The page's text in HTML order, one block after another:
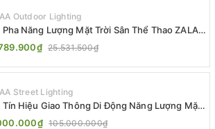
Outdoor Lighting
Năng Lượng Mặt Trời Sân Thể Thao ZALAA
Nước IP65 Cao Cấp
25.531.500₫
Street Lighting
Hiệu Giao Thông Di Động Năng Lượng Mặt
ZALAA ZL-300A-D
105.000.000₫